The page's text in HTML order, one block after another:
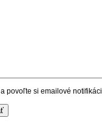
a povoľte si emailové